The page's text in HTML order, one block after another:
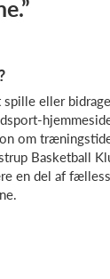
spille eller
om
Basketball
en del af